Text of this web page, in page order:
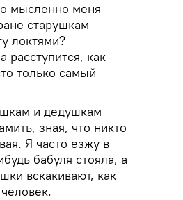
мысленно меня
старушкам
локтями?
расступится, как
только самый
и дедушкам
зная, что никто
Я часто езжу в
бабуля стояла, а
вскакивают, как